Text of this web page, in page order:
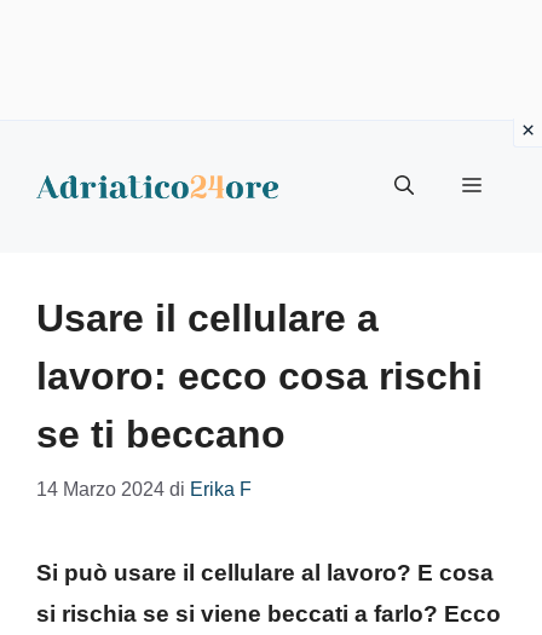
Menu
Usare il cellulare a
lavoro: ecco cosa rischi
se ti beccano
14 Marzo 2024 di Erika F
Si può usare il cellulare al lavoro? E cosa
si rischia se si viene beccati a farlo? Ecco